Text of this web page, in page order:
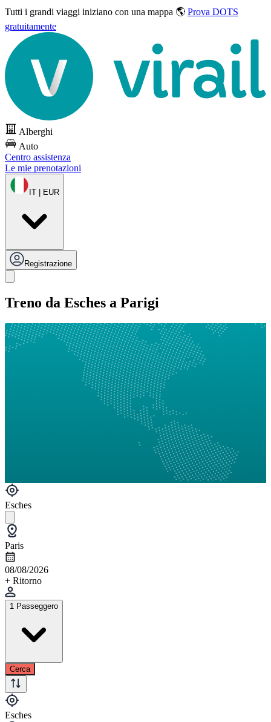
Tutti i grandi viaggi iniziano con una mappa 🌎 Prova DOTS
gratuitamente
Alberghi
Auto
Centro assistenza
Le mie prenotazioni
IT | EUR
Registrazione
Treno da Esches a Parigi
Esches
Paris
08/08/2026
+ Ritorno
1 Passeggero
Cerca
Esches